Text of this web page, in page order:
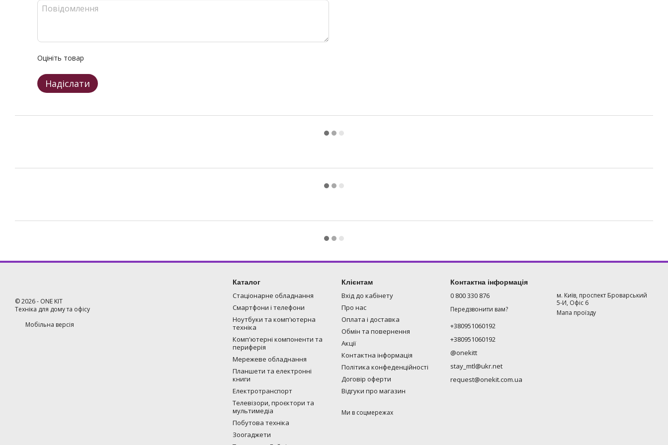
Оцініть товар
Надіслати
©2026- ONE KIT
Техніка для дому та офісу
Мобільна версія
Каталог
Стаціонарне обладнання
Смартфони і телефони
Ноутбуки та комп'ютерна
техніка
Комп'ютерні компоненти та
периферія
Мережеве обладнання
Планшети та електронні
книги
Електротранспорт
Телевізори, проєктори та
мультимедіа
Побутова техніка
Зоогаджети
Клієнтам
Вхід до кабінету
Про нас
Оплата і доставка
Обмін та повернення
Акції
Контактна інформація
Політика конфеденційності
Договір оферти
Відгуки про магазин
Ми в соцмережах
Контактна інформація
0 800 330 876
Передзвонити вам?
+380951060192
+380951060192
@onekitt
stay_mtl@ukr.net
request@onekit.com.ua
м. Київ, проспект Броварський
5-И, Офіс 6
Мапа проїзду